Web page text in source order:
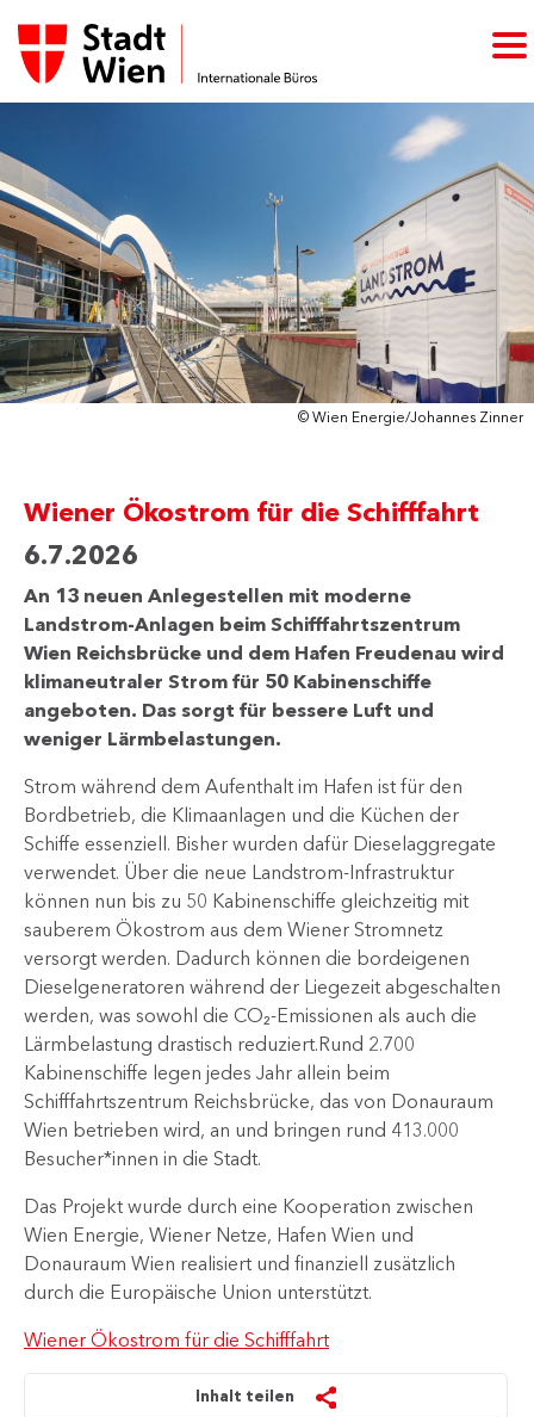
© Wien Energie/Johannes Zinner
Wiener Ökostrom für die Schifffahrt
6.7.2026
An 13 neuen Anlegestellen mit moderne
Landstrom-Anlagen beim Schifffahrtszentrum
Wien Reichsbrücke und dem Hafen Freudenau wird
klimaneutraler Strom für 50 Kabinenschiffe
angeboten. Das sorgt für bessere Luft und
weniger Lärmbelastungen.
Strom während dem Aufenthalt im Hafen ist für den
Bordbetrieb, die Klimaanlagen und die Küchen der
Schiffe essenziell. Bisher wurden dafür Dieselaggregate
verwendet. Über die neue Landstrom-Infrastruktur
können nun bis zu 50 Kabinenschiffe gleichzeitig mit
sauberem Ökostrom aus dem Wiener Stromnetz
versorgt werden. Dadurch können die bordeigenen
Dieselgeneratoren während der Liegezeit abgeschalten
werden, was sowohl die CO₂-Emissionen als auch die
Lärmbelastung drastisch reduziert.Rund 2.700
Kabinenschiffe legen jedes Jahr allein beim
Schifffahrtszentrum Reichsbrücke, das von Donauraum
Wien betrieben wird, an und bringen rund 413.000
Besucher*innen in die Stadt.
Das Projekt wurde durch eine Kooperation zwischen
Wien Energie, Wiener Netze, Hafen Wien und
Donauraum Wien realisiert und finanziell zusätzlich
durch die Europäische Union unterstützt.
Wiener Ökostrom für die Schifffahrt
Inhalt teilen